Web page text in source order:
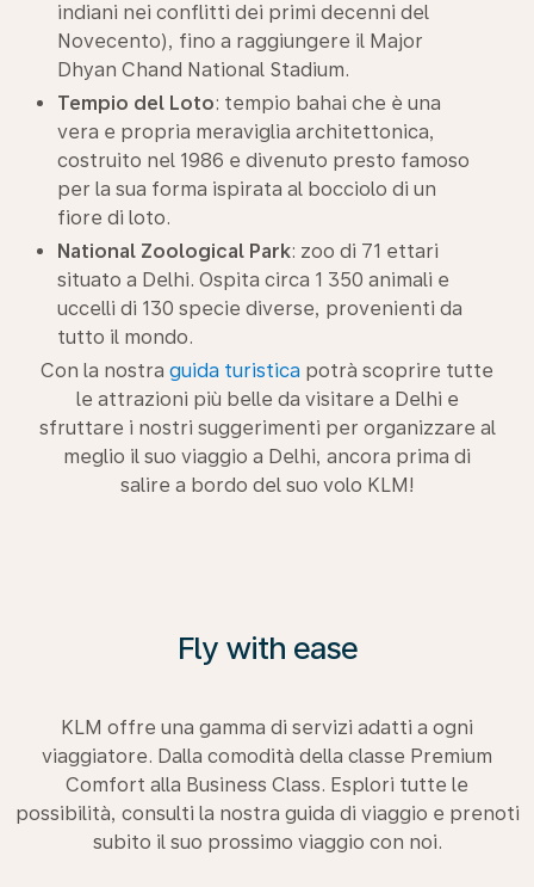
indiani nei conflitti dei primi decenni del
Novecento), fino a raggiungere il Major
Dhyan Chand National Stadium.
Tempio del Loto: tempio bahai che è una
vera e propria meraviglia architettonica,
costruito nel 1986 e divenuto presto famoso
per la sua forma ispirata al bocciolo di un
fiore di loto.
National Zoological Park: zoo di 71 ettari
situato a Delhi. Ospita circa 1 350 animali e
uccelli di 130 specie diverse, provenienti da
tutto il mondo.
Con la nostra guida turistica potrà scoprire tutte
le attrazioni più belle da visitare a Delhi e
sfruttare i nostri suggerimenti per organizzare al
meglio il suo viaggio a Delhi, ancora prima di
salire a bordo del suo volo KLM!
Fly with ease
KLM offre una gamma di servizi adatti a ogni
viaggiatore. Dalla comodità della classe Premium
Comfort alla Business Class. Esplori tutte le
possibilità, consulti la nostra guida di viaggio e prenoti
subito il suo prossimo viaggio con noi.